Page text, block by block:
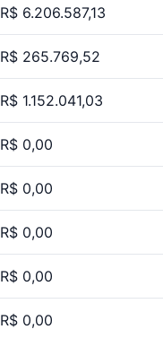
R$ 6.206.587,13
R$ 265.769,52
R$ 1.152.041,03
R$ 0,00
R$ 0,00
R$ 0,00
R$ 0,00
R$ 0,00